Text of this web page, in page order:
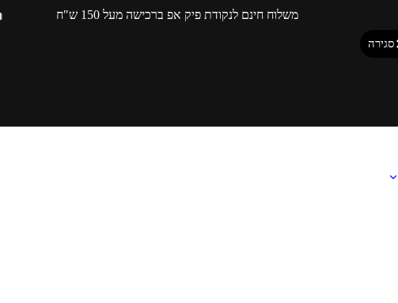
משלוח חינם לנקודת פיק אפ ברכישה מעל 150 ש"ח
סגירה